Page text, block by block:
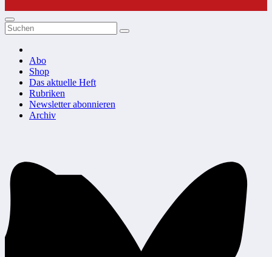
Abo
Shop
Das aktuelle Heft
Rubriken
Newsletter abonnieren
Archiv